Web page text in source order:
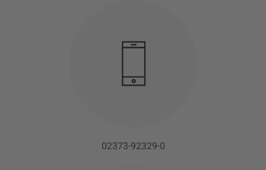
02373-92329-0